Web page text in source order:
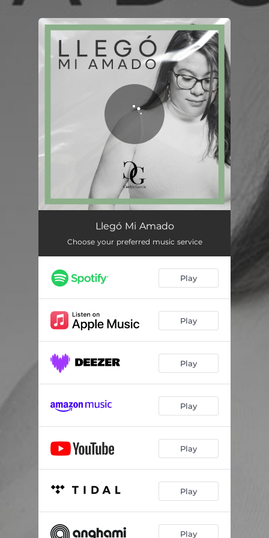
You're all set!
Llegó Mi AmadoLlegó Mi Amado
Choose your preferred music service
Play
Play
Play
Play
Play
Play
Play